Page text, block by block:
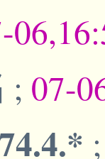
; 07-